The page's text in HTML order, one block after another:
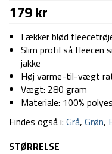
179kr
Lækker blød
Slim profil så fleecen
jakke
Høj varme-til-vægt
Vægt: 280 gram
Materiale: 100%
Findes også i: Grå, Grøn,
STØRRELSE